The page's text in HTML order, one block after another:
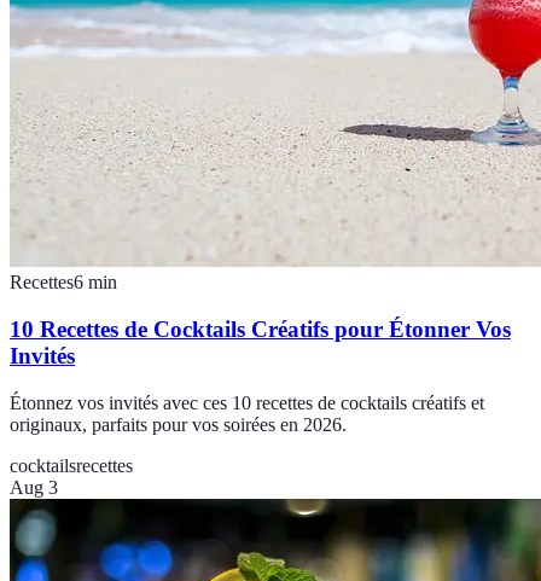
Recettes6 min
10 Recettes de Cocktails Créatifs pour Étonner Vos
Invités
Étonnez vos invités avec ces 10 recettes de cocktails créatifs et
originaux, parfaits pour vos soirées en 2026.
cocktailsrecettes
Aug 3